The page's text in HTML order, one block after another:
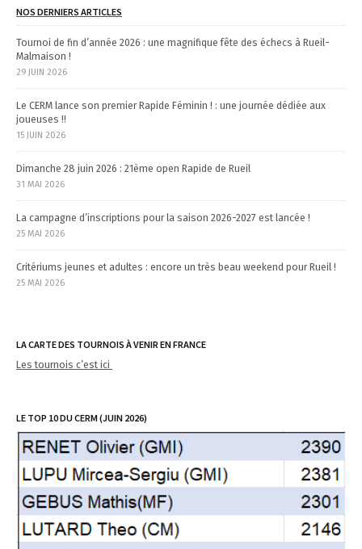
n
NOS DERNIERS ARTICLES
Tournoi de fin d’année 2026 : une magnifique fête des échecs à Rueil-
Malmaison !
29 JUIN 2026
Le CERM lance son premier Rapide Féminin ! : une journée dédiée aux
joueuses !!
15 JUIN 2026
Dimanche 28 juin 2026 : 21ème open Rapide de Rueil
31 MAI 2026
La campagne d’inscriptions pour la saison 2026-2027 est lancée !
25 MAI 2026
Critériums jeunes et adultes : encore un très beau weekend pour Rueil !
25 MAI 2026
LA CARTE DES TOURNOIS À VENIR EN FRANCE
Les tournois c’est ici
LE TOP 10 DU CERM (JUIN 2026)